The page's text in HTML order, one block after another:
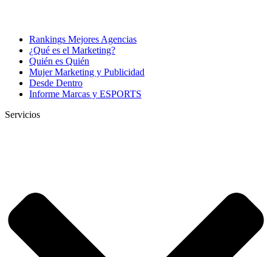
Rankings Mejores Agencias
¿Qué es el Marketing?
Quién es Quién
Mujer Marketing y Publicidad
Desde Dentro
Informe Marcas y ESPORTS
Servicios